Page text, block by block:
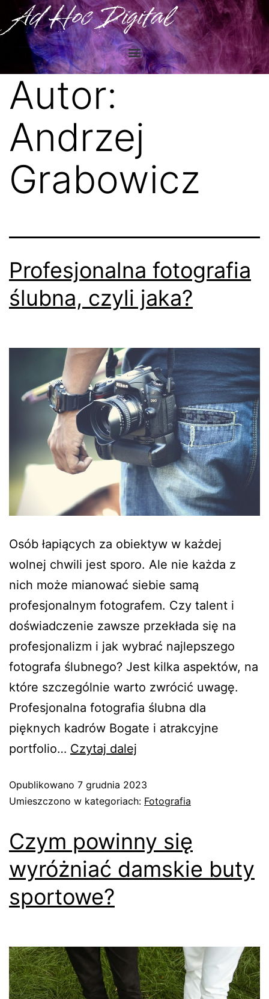
Ad Hoc Digital
Autor:
Andrzej
Grabowicz
Profesjonalna fotografia
ślubna, czyli jaka?
Osób łapiących za obiektyw w każdej
wolnej chwili jest sporo. Ale nie każda z
nich może mianować siebie samą
profesjonalnym fotografem. Czy talent i
doświadczenie zawsze przekłada się na
profesjonalizm i jak wybrać najlepszego
fotografa ślubnego? Jest kilka aspektów, na
które szczególnie warto zwrócić uwagę.
Profesjonalna fotografia ślubna dla
pięknych kadrów Bogate i atrakcyjne
portfolio… Czytaj dalej
Opublikowano 7 grudnia 2023
Umieszczono w kategoriach: Fotografia
Czym powinny się
wyróżniać damskie buty
sportowe?